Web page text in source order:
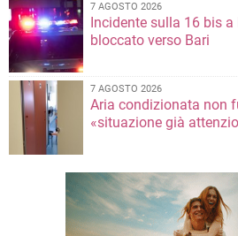
7 AGOSTO 2026
Incidente sulla 16 bis
bloccato verso Bari
7 AGOSTO 2026
Aria condizionata non
«situazione già